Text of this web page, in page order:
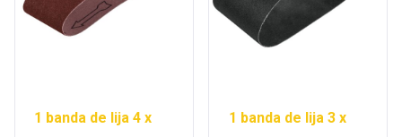
1 banda de lija 4 x
1 banda de lija 3 x